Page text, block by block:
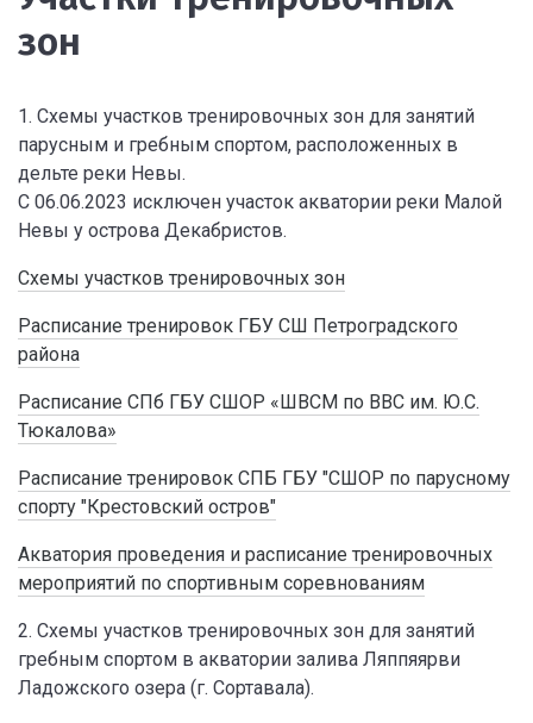
зон
1. Схемы участков тренировочных зон для занятий
парусным и гребным спортом, расположенных в
дельте реки Невы.
С 06.06.2023 исключен участок акватории реки Малой
Невы у острова Декабристов.
Схемы участков тренировочных зон
Расписание тренировок ГБУ СШ Петроградского
района
Расписание СПб ГБУ СШОР «ШВСМ по ВВС им. Ю.С.
Тюкалова»
Расписание тренировок СПБ ГБУ "СШОР по парусному
спорту "Крестовский остров"
Акватория проведения и расписание тренировочных
мероприятий по спортивным соревнованиям
2. Схемы участков тренировочных зон для занятий
гребным спортом в акватории залива Ляппяярви
Ладожского озера (г. Сортавала).